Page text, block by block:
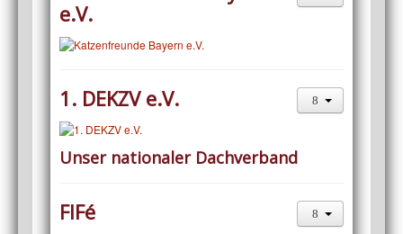
e.V.
1. DEKZV e.V.
Unser nationaler Dachverband
FIFé